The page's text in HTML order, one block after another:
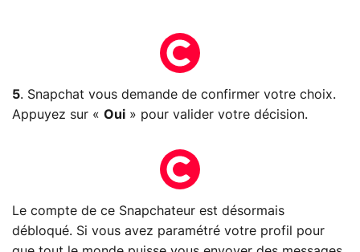
5. Snapchat vous demande de confirmer votre choix.
Appuyez sur « Oui » pour valider votre décision.
Le compte de ce Snapchateur est désormais
débloqué. Si vous avez paramétré votre profil pour